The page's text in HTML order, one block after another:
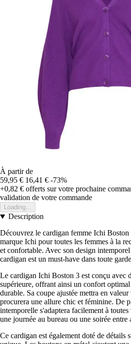
À partir de
59,95 € 16,41 € -73%
+0,82 € offerts sur votre prochaine
validation de votre commande
Loading...
Description
Découvrez le cardigan femme Ichi
marque Ichi pour toutes les femmes à la
et confortable. Avec son design
cardigan est un must-have dans toute
Le cardigan Ichi Boston 3 est conçu avec
supérieure, offrant ainsi un confort optimal
durable. Sa coupe ajustée mettra en
procurera une allure chic et féminine. De
intemporelle s'adaptera facilement à
une journée au bureau ou une soirée entre
Ce cardigan est également doté de détails